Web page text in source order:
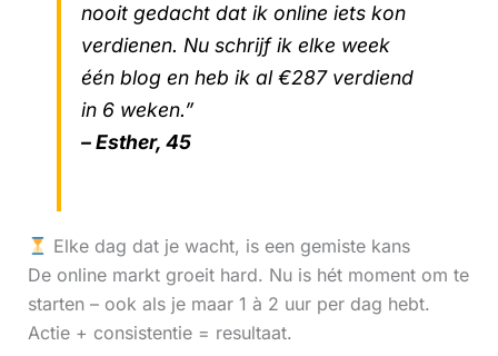
nooit gedacht dat ik online iets kon
verdienen. Nu schrijf ik elke week
één blog en heb ik al €287 verdiend
in 6 weken.”
– Esther, 45
Elke dag dat je wacht, is een gemiste kans
De online markt groeit hard. Nu is hét moment om te
starten – ook als je maar 1 à 2 uur per dag hebt.
Actie + consistentie = resultaat.